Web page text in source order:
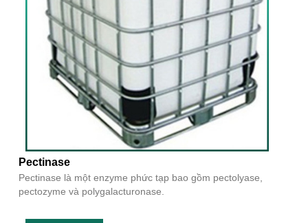
Pectinase
Pectinase là một enzyme phức tạp bao gồm pectolyase,
pectozyme và polygalacturonase.